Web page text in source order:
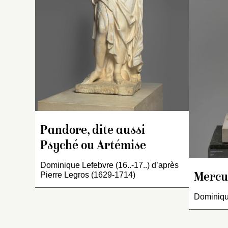
Pandore, dite aussi
Psyché ou Artémise
Dominique Lefebvre (16..-17..) d’après
Pierre Legros (1629-1714)